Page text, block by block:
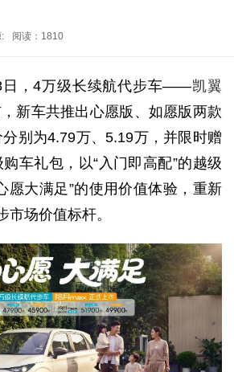
阅读：1810
日，4万级长续航代步车——凯翼
新车共推出心愿版、如愿版两款
别为4.79万、5.19万，并限时赠
车礼包，以“入门即高配”的越级
愿大满足”的使用价值体验，重新
市场价值标杆。